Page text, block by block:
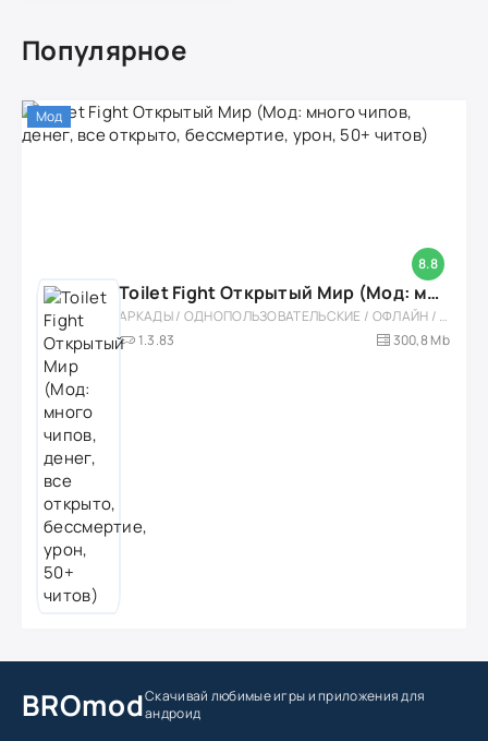
Популярное
8.8
Мод
Toilet Fight Открытый Мир (Мод: много чипов, денег, все открыто, бессмертие, урон, 50+ читов)
АРКАДЫ / ОДНОПОЛЬЗОВАТЕЛЬСКИЕ / ОФЛАЙН / МОД / РОЛЕВЫЕ / ШУТЕРЫ / ОТКРЫТЫЙ МИР / ВСТРОЕННЫЙ КЕШ / 3D / ЭКШЕНЫ / ТУАЛЕТНЫЕ ВОЙНЫ / ДЛЯ ДЕТЕЙ
1.3.83
300,8 Mb
BROmodСкачивай любимые игрыи приложения для
андроид